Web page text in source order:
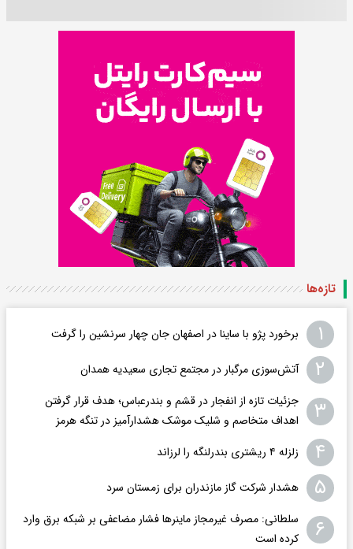
تازه‌ها
۱ برخورد پژو با ساینا در اصفهان جان چهار سرنشین را گرفت
۲ آتش‌سوزی مرگبار در مجتمع تجاری سعیدیه همدان
۳
جزئیات تازه از انفجار در قشم و بندرعباس؛ هدف قرار گرفتن
اهداف متخاصم و شلیک موشک هشدارآمیز در تنگه هرمز
۴ زلزله ۴ ریشتری بندرلنگه را لرزاند
۵ هشدار شرکت گاز مازندران برای زمستان سرد
۶
سلطانی: مصرف غیرمجاز ماینرها فشار مضاعفی بر شبکه برق وارد
کرده است